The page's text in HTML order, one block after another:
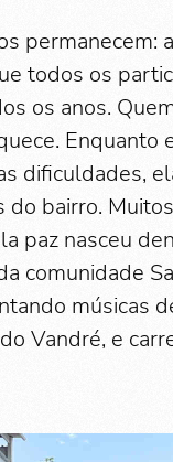
permanecem:
todos os
os anos.
Enquanto
dificuldades,
do bairro.
paz nasceu
comunidade
músicas
Vandré, e